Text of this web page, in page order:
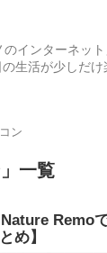
インターネッ
生活が少しだ
ン
」 一覧
Remo
め】